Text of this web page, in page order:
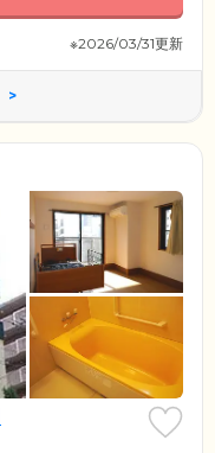
※2026/03/31更新